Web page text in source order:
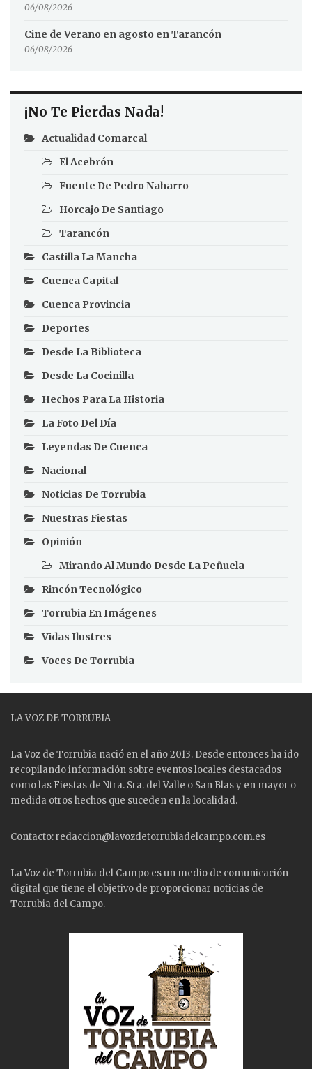
06/08/2026
Cine de Verano en agosto en Tarancón
06/08/2026
¡No Te Pierdas Nada!
Actualidad Comarcal
El Acebrón
Fuente De Pedro Naharro
Horcajo De Santiago
Tarancón
Castilla La Mancha
Cuenca Capital
Cuenca Provincia
Deportes
Desde La Biblioteca
Desde La Cocinilla
Hechos Para La Historia
La Foto Del Día
Leyendas De Cuenca
Nacional
Noticias De Torrubia
Nuestras Fiestas
Opinión
Mirando Al Mundo Desde La Peñuela
Rincón Tecnológico
Torrubia En Imágenes
Vidas Ilustres
Voces De Torrubia
LA VOZ DE TORRUBIA
La Voz de Torrubia nació en el año 2013. Desde entonces ha ido
recopilando información sobre eventos locales destacados
como las Fiestas de Ntra. Sra. del Valle o San Blas y en mayor o
medida otros hechos que suceden en la localidad.
Contacto: redaccion@lavozdetorrubiadelcampo.com.es
La Voz de Torrubia del Campo es un medio de comunicación
digital que tiene el objetivo de proporcionar noticias de
Torrubia del Campo.